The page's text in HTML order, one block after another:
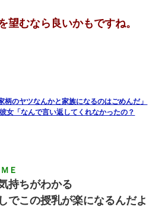
望むなら良いかもですね。
柄のヤツなんかと家族になるのはごめんだ」
「なんで言い返してくれなかったの？
Ｅ
持ちがわかる
でこの授乳が楽になるんだよ